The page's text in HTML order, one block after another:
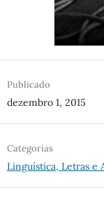
Publicado
dezembro 1, 2015
Categorias
Linguística, Letras e